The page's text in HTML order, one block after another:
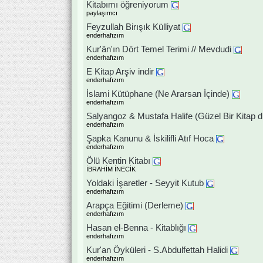
Kitabımı öğreniyorum
paylaşımcı
Feyzullah Birışık Külliyat
enderhafızım
Kur'ân'ın Dört Temel Terimi // Mevdudi
enderhafızım
E Kitap Arşiv indir
enderhafızım
İslami Kütüphane (Ne Ararsan İçinde)
enderhafızım
Salyangoz & Mustafa Halife (Güzel Bir Kitap
enderhafızım
Şapka Kanunu & İskilifli Atıf Hoca
enderhafızım
Ölü Kentin Kitabı
İBRAHİM İNECİK
Yoldaki İşaretler - Seyyit Kutub
enderhafızım
Arapça Eğitimi (Derleme)
enderhafızım
Hasan el-Benna - Kitablığı
enderhafızım
Kur'an Öyküleri - S.Abdulfettah Halidi
enderhafızım